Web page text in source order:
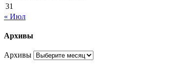
31
« Июл
Архивы
Архивы